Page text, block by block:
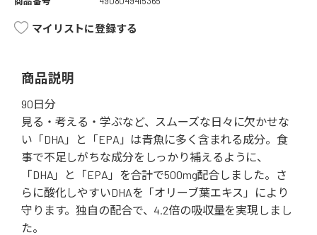
マイリストに登録する
商品説明
90日分
見る・考える・学ぶなど、スムーズな日々に欠かせな
い「DHA」と「EPA」は青魚に多く含まれる成分。食
事で不足しがちな成分をしっかり補えるように、
「DHA」と「EPA」を合計で500mg配合しました。さ
らに酸化しやすいDHAを「オリーブ葉エキス」により
守ります。独自の配合で、4.2倍の吸収量を実現しまし
た。